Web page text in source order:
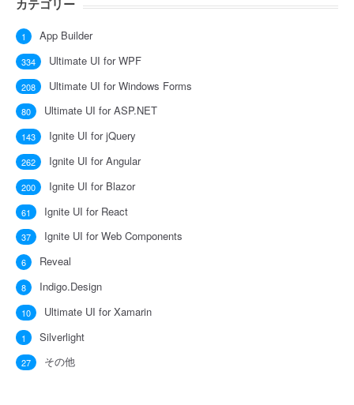
カテゴリー
App Builder
1
Ultimate UI for WPF
334
Ultimate UI for Windows Forms
208
Ultimate UI for ASP.NET
80
Ignite UI for jQuery
143
Ignite UI for Angular
262
Ignite UI for Blazor
200
Ignite UI for React
61
Ignite UI for Web Components
37
Reveal
6
Indigo.Design
8
Ultimate UI for Xamarin
10
Silverlight
1
その他
27